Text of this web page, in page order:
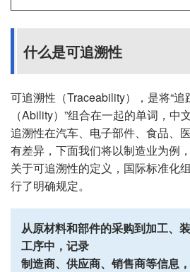
什么是可追溯性
可追溯性（Traceability），是将“追
（Ability）”组合在一起的单词，中
追溯性在汽车、电子部件、食品、
有差异，下面我们将以制造业为例
关于可追溯性的定义，国际标准化
行了明确规定。
从原材料和部件的采购到加工、
工序中，记录
制造商、供应商、销售商等信息